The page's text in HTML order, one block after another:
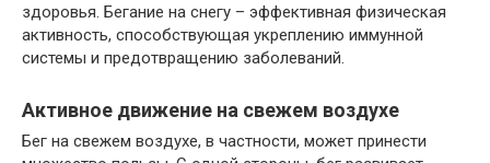
здоровья. Бегание на снегу – эффективная физическая
активность, способствующая укреплению иммунной
системы и предотвращению заболеваний.
Активное движение на свежем воздухе
Бег на свежем воздухе, в частности, может принести